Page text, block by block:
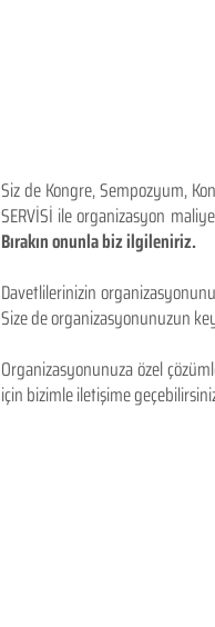
Siz de Kongre, Sempozyum,
SERVİSİ ile organizasyon
Bırakın onunla biz ilgileniriz.
Davetlilerinizin
Size de organizasyonunuzun
Organizasyonunuza özel
için bizimle iletişime